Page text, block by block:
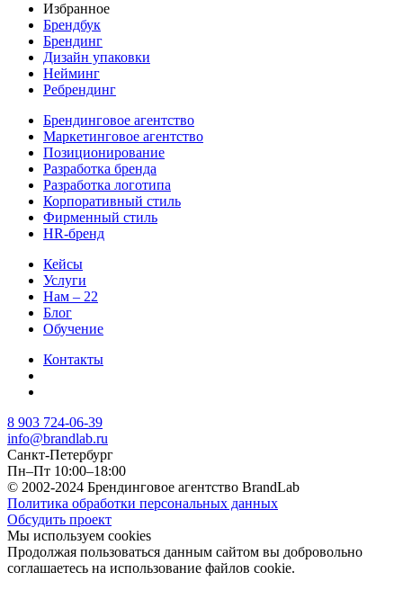
Избранное
Брендбук
Брендинг
Дизайн упаковки
Нейминг
Ребрендинг
Брендинговое агентство
Маркетинговое агентство
Позиционирование
Разработка бренда
Разработка логотипа
Корпоративный стиль
Фирменный стиль
HR-бренд
Кейсы
Услуги
Нам – 22
Блог
Обучение
Контакты
8 903 724-06-39
info@brandlab.ru
Санкт-Петербург
Пн–Пт 10:00–18:00
© 2002-2024 Брендинговое агентство BrandLab
Политика обработки персональных данных
Обсудить проект
Мы используем cookies
Продолжая пользоваться данным сайтом вы добровольно
соглашаетесь на использование файлов cookie.